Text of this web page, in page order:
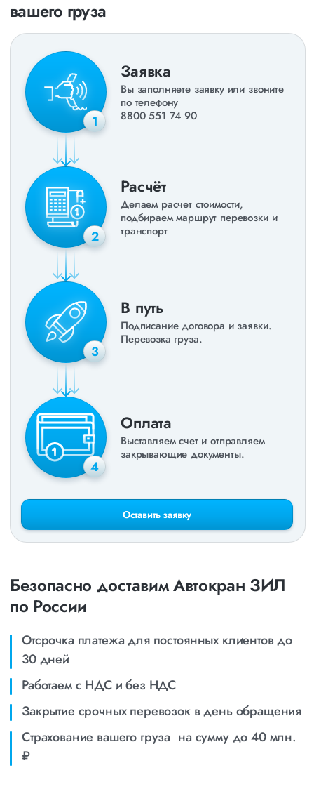
вашего груза
1
Заявка
Вы заполняете заявку или звоните
по телефону
8800 551 74 90
2
Расчёт
Делаем расчет стоимости,
подбираем маршрут перевозки и
транспорт
3
В путь
Подписание договора и заявки.
Перевозка груза.
4
Оплата
Выставляем счет и отправляем
закрывающие документы.
Оставить заявку
Безопасно доставим Автокран ЗИЛ
по России
Отсрочка платежа для постоянных клиентов до
30 дней
Работаем с НДС и без НДС
Закрытие срочных перевозок в день обращения
Страхование вашего груза на сумму до 40 млн.
₽